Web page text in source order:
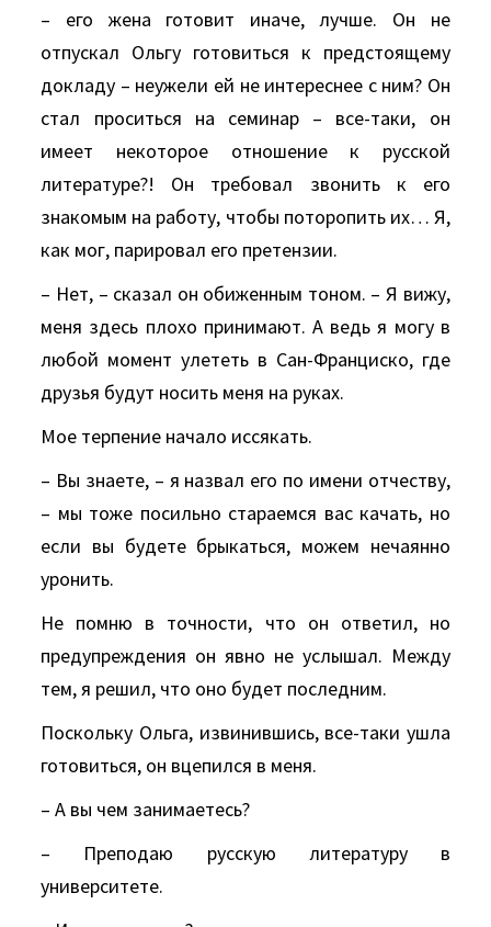
– его жена готовит иначе, лучше. Он не
отпускал Ольгу готовиться к предстоящему
докладу – неужели ей не интереснее с ним? Он
стал проситься на семинар – все-таки, он
имеет некоторое отношение к русской
литературе?! Он требовал звонить к его
знакомым на работу, чтобы поторопить их… Я,
как мог, парировал его претензии.
– Нет, – сказал он обиженным тоном. – Я вижу,
меня здесь плохо принимают. А ведь я могу в
любой момент улететь в Сан-Франциско, где
друзья будут носить меня на руках.
Мое терпение начало иссякать.
– Вы знаете, – я назвал его по имени отчеству,
– мы тоже посильно стараемся вас качать, но
если вы будете брыкаться, можем нечаянно
уронить.
Не помню в точности, что он ответил, но
предупреждения он явно не услышал. Между
тем, я решил, что оно будет последним.
Поскольку Ольга, извинившись, все-таки ушла
готовиться, он вцепился в меня.
– А вы чем занимаетесь?
– Преподаю русскую литературу в
университете.